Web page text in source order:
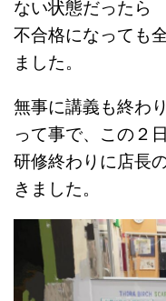
ない状態だったら
不合格になっても
ました。
無事に講義も終わ
って事で、この２
研修終わりに店長
きました。